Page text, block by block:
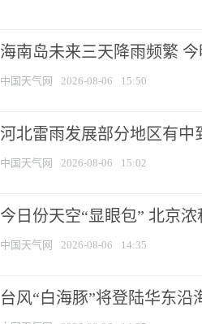
海南岛未来三天降雨频繁
中国天气网 2026-08-06 15:50
河北雷雨发展部分地区有中
中国天气网 2026-08-06 15:02
今日份天空“显眼包” 北京
中国天气网 2026-08-06 14:35
台风“白海豚”将登陆华东沿